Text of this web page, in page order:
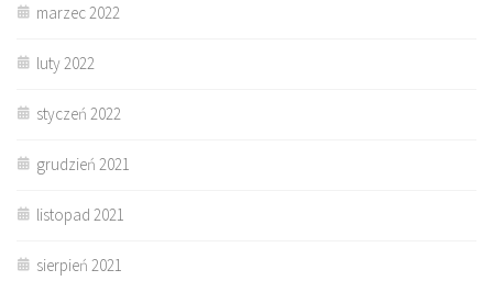
marzec 2022
luty 2022
styczeń 2022
grudzień 2021
listopad 2021
sierpień 2021